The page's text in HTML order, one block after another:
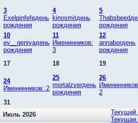
3
Exelpinfefeдень
рождения
4
kinosmitдень
рождения
5
рождения
10
ev__geniyaдень
рождения
11
Именинников:
3
12
annaborдень
рождения
17
18 19
24
Именинников: 2
25
mortalzverдень
рождения
26
2
31
Текущий
Текущая
Июль 2026